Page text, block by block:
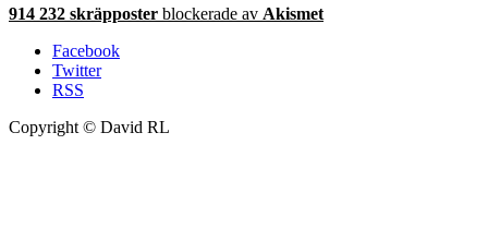
914 232 skräpposter blockerade av Akismet
Facebook
Twitter
RSS
Copyright © David RL